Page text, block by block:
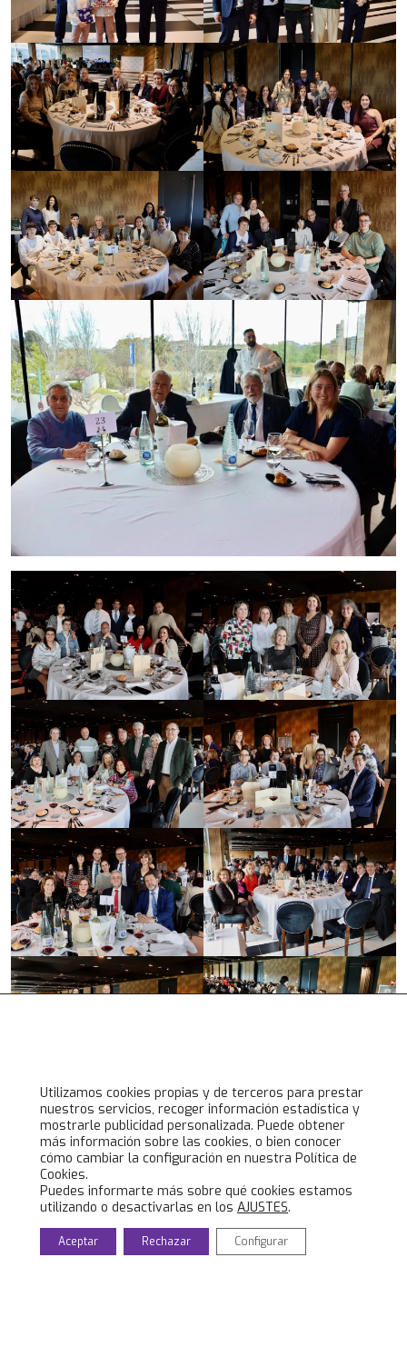
Utilizamos cookies propias y de terceros para prestar
nuestros servicios, recoger información estadística y
mostrarle publicidad personalizada. Puede obtener
más información sobre las cookies, o bien conocer
cómo cambiar la configuración en nuestra Política de
Cookies.
Puedes informarte más sobre qué cookies estamos
utilizando o desactivarlas en los AJUSTES.
Aceptar Rechazar Configurar